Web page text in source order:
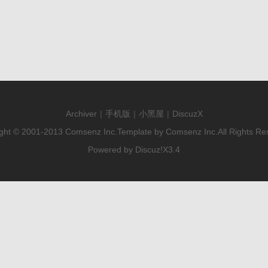
Archiver | 手机版 | 小黑屋 | DiscuzX
© 2001-2013 Comsenz Inc. Template by Comsenz Inc. All Rights
Powered by Discuz!X3.4